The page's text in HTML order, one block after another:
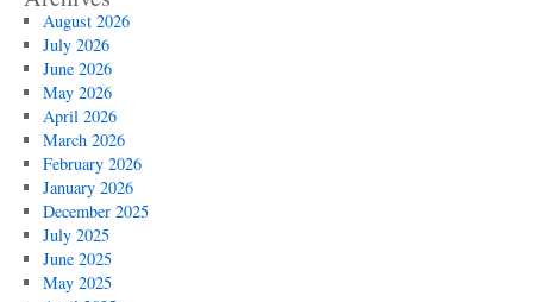
August 2026
July 2026
June 2026
May 2026
April 2026
March 2026
February 2026
January 2026
December 2025
July 2025
June 2025
May 2025